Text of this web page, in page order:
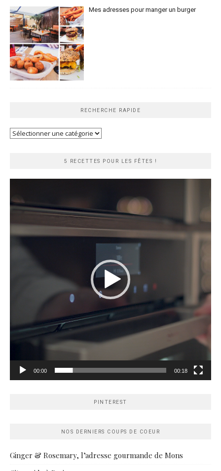
Mes adresses pour manger un burger
RECHERCHE RAPIDE
Recherche
5 RECETTES POUR LES FÊTES !
00:00 00:18
PINTEREST
NOS DERNIERS COUPS DE COEUR
Ginger & Rosemary, l’adresse gourmande de Mons